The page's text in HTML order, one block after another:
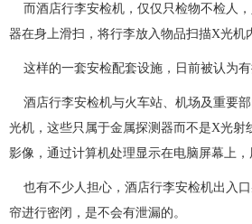
而酒店行李安检机 ，仅仅只检物不检人
器在身上滑扫，将行李放入物品扫描X光机
这样的一套安检配套设施，日前被认为
酒店行李安检机与火车站、机场及重要
光机，这些只属于金属探测器而不是X光射
影像，通过计算机处理显示在电脑屏幕上
也有不少人担心，酒店行李安检机出入
帘进行密闭，是不会有泄漏的。